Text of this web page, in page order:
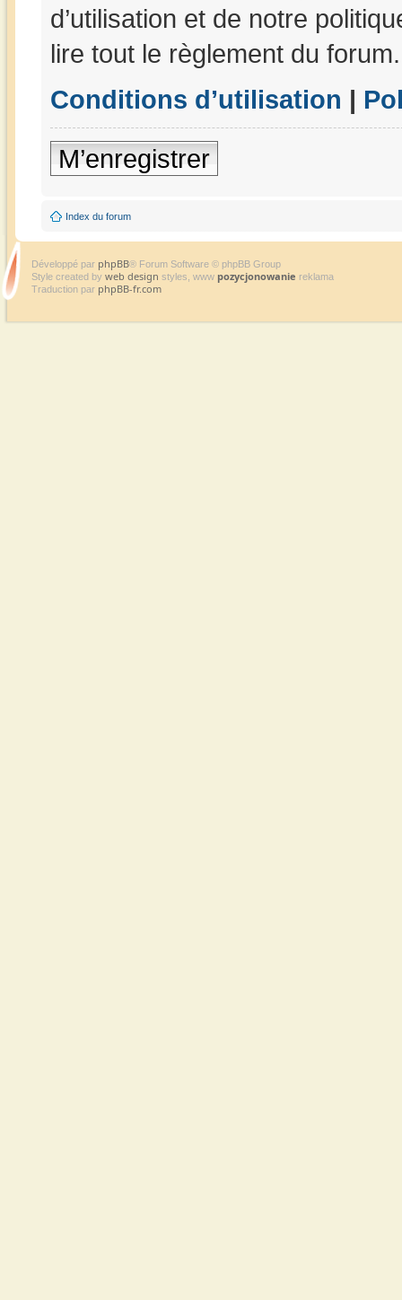
d’utilisation et de notre
lire tout le règlement du forum.
Conditions d’utilisation |
M’enregistrer
Index du forum
Développé par phpBB® Forum Software © phpBB Group
Style created by web design styles, www pozycjonowanie reklama
Traduction par phpBB-fr.com